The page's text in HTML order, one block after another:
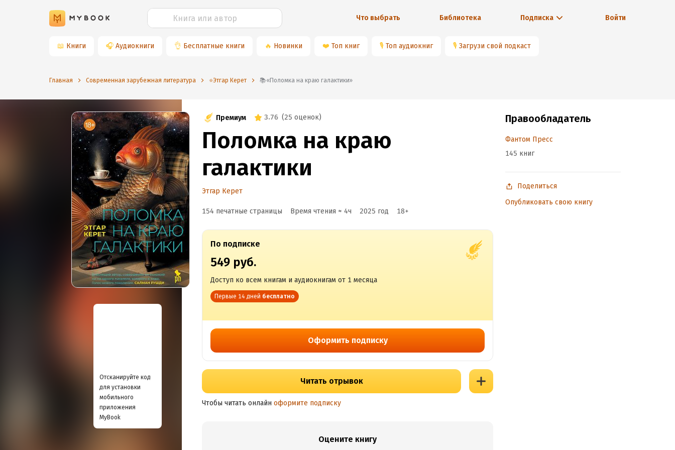
Что выбрать Библиотека Подписка Войти
📖 Книги 🎧 Аудиокниги 👌 Бесплатные книги 🔥 Новинки ❤️ Топ книг 🎙 Топ аудиокниг 🎙 Загрузи свой подкаст
Главная Современная зарубежная литература ⭐️Этгар Керет 📚«Поломка на краю галактики»
Отсканируйте код
для установки
мобильного
приложения
MyBook
Премиум 3.76 (25 оценок)
Поломка на краю
галактики
Этгар Керет
154 печатные страницы Время чтения ≈ 4ч 2025 год 18+
По подписке
549 руб.
Доступ ко всем книгам и аудиокнигам от 1 месяца
Первые 14 дней бесплатно
Оформить подписку
Читать отрывок
Чтобы читать онлайн оформите подписку
Оцените книгу
Правообладатель
Фантом Пресс
145 книг
Поделиться
Опубликовать свою книгу